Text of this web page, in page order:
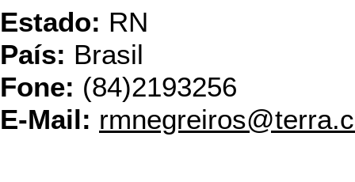
Estado: RN
País: Brasil
Fone: (84)2193256
E-Mail: